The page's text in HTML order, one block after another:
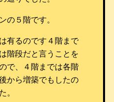
の５階です。
有るのです４階まで
階段だと言うことを
で、４階までは各階
から増築でもしたの
。